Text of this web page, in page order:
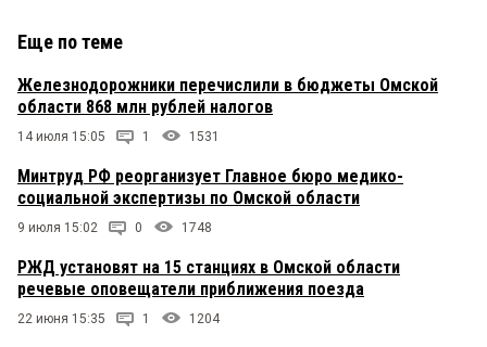
Еще по теме
Железнодорожники перечислили в бюджеты Омской
области 868 млн рублей налогов
14 июля 15:05 1 1531
Минтруд РФ реорганизует Главное бюро медико-
социальной экспертизы по Омской области
9 июля 15:02 0 1748
РЖД установят на 15 станциях в Омской области
речевые оповещатели приближения поезда
22 июня 15:35 1 1204